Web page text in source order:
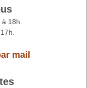
18h.
mail